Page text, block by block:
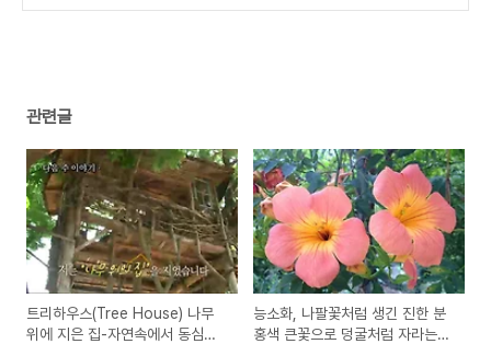
관련글
트리하우스(Tree House) 나무
위에 지은 집-자연속에서 동심을
능소화, 나팔꽃처럼 생긴 진한 분
홍색 큰꽃으로 덩굴처럼 자라는